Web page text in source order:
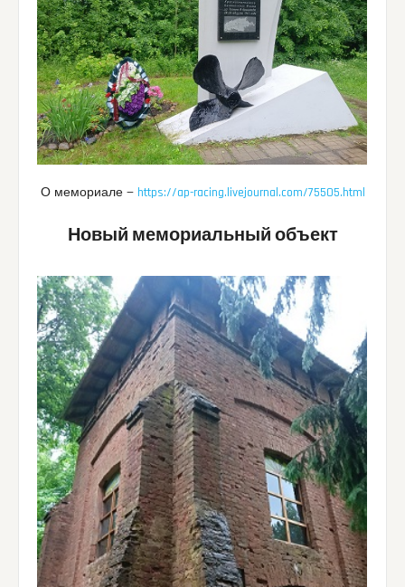
О мемориале — https://ap-racing.livejournal.com/75505.html
Новый мемориальный объект